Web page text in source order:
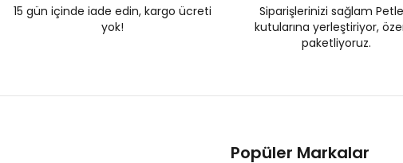
15 gün içinde iade edin, kargo ücreti
yok!
Siparişlerinizi sağlam
kutularına yerleştiriyor,
paketliyoruz.
Popüler Markalar